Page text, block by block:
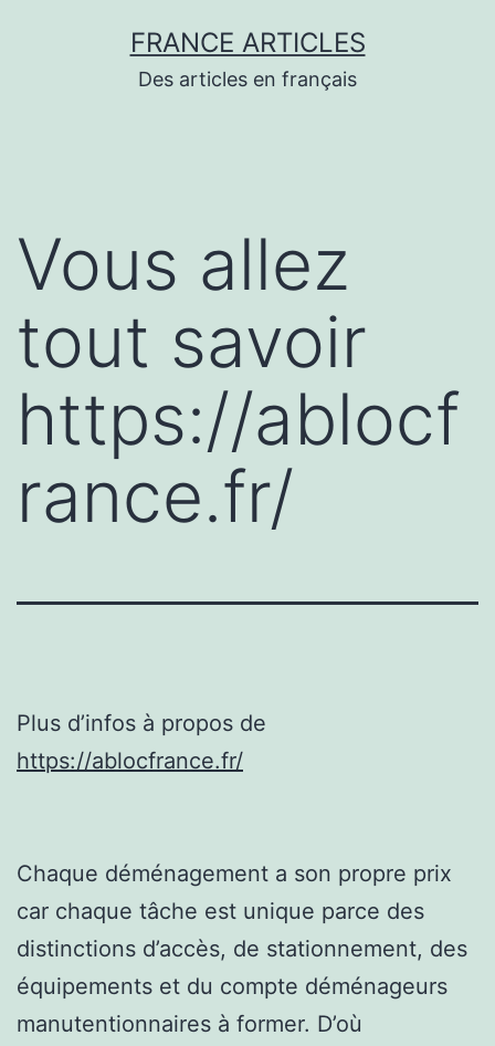
FRANCE ARTICLES
Des articles en français
Vous allez
tout savoir
https://ablocf
rance.fr/
Plus d’infos à propos de
https://ablocfrance.fr/
Chaque déménagement a son propre prix
car chaque tâche est unique parce des
distinctions d’accès, de stationnement, des
équipements et du compte déménageurs
manutentionnaires à former. D’où